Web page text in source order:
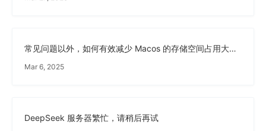
常见问题以外，如何有效减少 Macos 的存储空间占用大的问题
Mar 6, 2025
DeepSeek 服务器繁忙，请稍后再试